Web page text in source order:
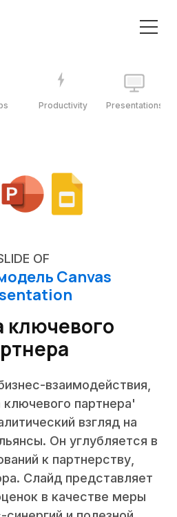
Productivity Presentations
OF
Canvas
ключевого
взаимодействия,
партнера'
взгляд на
Он углубляется в
к партнерству,
Слайд представляет
в качестве меры